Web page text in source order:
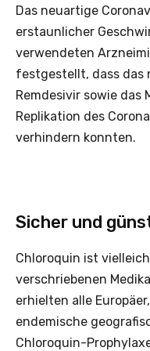
Das neuartige
erstaunlicher
verwendeten
festgestellt, dass das
Remdesivir sowie das
Replikation des
verhindern konnten.
Sicher und
Chloroquin ist
verschriebenen
erhielten alle
endemische
Chloroquin-